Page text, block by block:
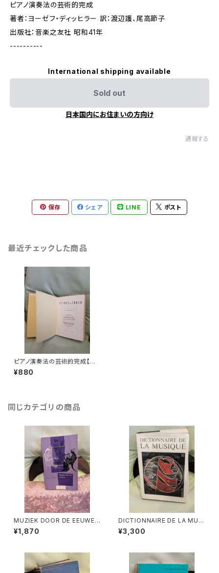
ピアノ演奏法の芸術的完成
著者：ヨーゼフ・ディッヒラー 訳：渡辺護、尾高節子
出版社：音楽之友社 昭和41年
----------
International shipping available
Sold out
日本国内にお住まいの方向け
通報する
保存 シェア LINE ポスト
最近チェックした商品
ピアノ演奏法の芸術的完成【著
者：ヨーゼフ・ディッヒラー 訳：渡
辺護、尾高節子】出版社：音楽之
¥880
同じカテゴリの商品
MUZIEK DOOR DE EEUWEN
3【著者：DRS.W.C.M.KLOPPE
NBURG】出版社：Broekmans
¥1,870
DICTIONNAIRE DE LA MUSI
QUE Ⅱ:les mens et leurs
œuvres『音楽辞典：人物とその
¥3,300